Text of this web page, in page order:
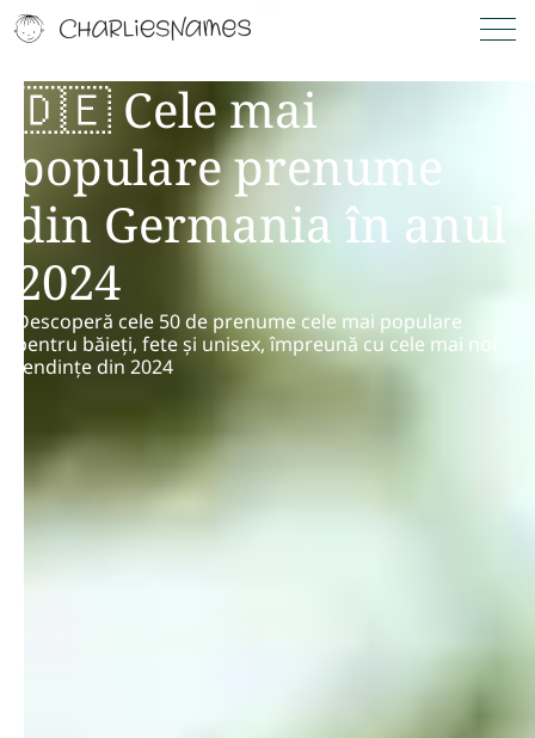
🇩🇪 Cele mai
populare prenume
din Germania în anul
2024
Descoperă cele 50 de prenume cele mai populare
pentru băieți, fete și unisex, împreună cu cele mai noi
tendințe din 2024